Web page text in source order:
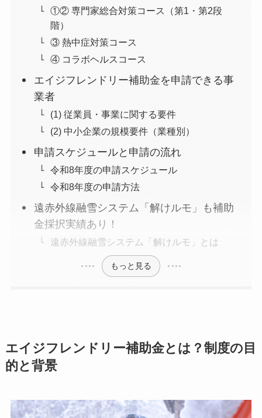
①② 専門家総合対策コース（第1・第2段
階）
③ 熱中症対策コース
④ コラボヘルスコース
エイジフレンドリー補助金を申請できる事
業者
(1) 従業員・事業に関する要件
(2) 中小企業の規模要件（業種別）
申請スケジュールと申請の流れ
令和8年度の申請スケジュール
令和8年度の申請方法
遠赤外線融雪システム「解けルモ」も補助
金採択実績あり！
遠赤外線融雪システム「解けルモ」とは
もっと見る
エイジフレンドリー補助金とは？制度の目
的と背景